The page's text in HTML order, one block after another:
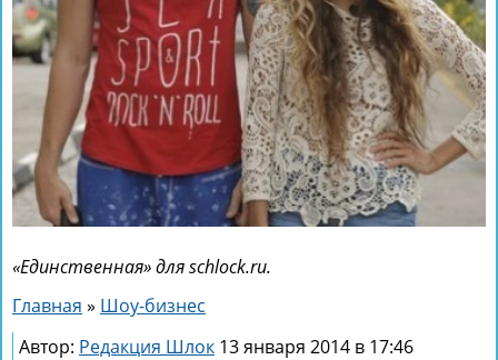
«Единственная» для schlock.ru.
Главная » Шоу-бизнес
Автор: Редакция Шлок 13 января 2014 в 17:46